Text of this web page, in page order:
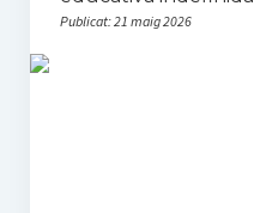
Publicat: 21 maig 2026